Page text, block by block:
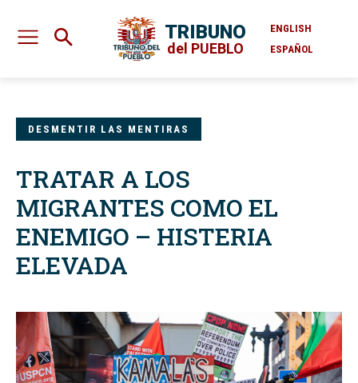
TRIBUNO
del PUEBLO
ENGLISH
ESPAÑOL
DESMENTIR LAS MENTIRAS
TRATAR A LOS
MIGRANTES COMO EL
ENEMIGO – HISTERIA
ELEVADA